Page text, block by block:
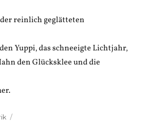
reinlich geglätteten
Yuppi, das schneeigte Lichtjahr,
den Glücksklee und die